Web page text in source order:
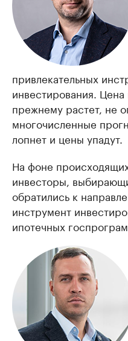
привлекательных
инвестирования.
прежнему растет, не
многочисленные
лопнет и цены упадут.
На фоне
инвесторы,
обратились к
инструмент
ипотечных